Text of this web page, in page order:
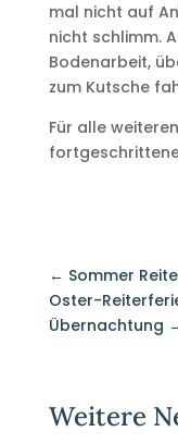
mal nicht auf
nicht schlimm.
Bodenarbeit,
zum Kutsche
Für alle
← Sommer
Oster-
Übernachtung
Weitere